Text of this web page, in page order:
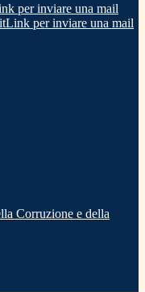
per inviare una mail
Link per inviare una mail
Corruzione e della